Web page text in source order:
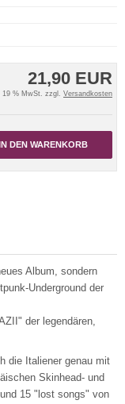
21,90 EUR
19 % MwSt. zzgl. Versandkosten
DEN WARENKORB
Album, sondern
Underground der
der legendären,
die Italiener genau mit
Skinhead- und
15 "lost songs" von